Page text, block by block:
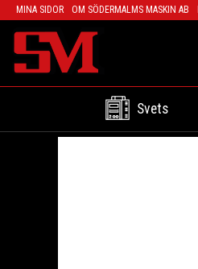
MINA SIDOR OM SÖDERMALMS MASKIN AB
Svets